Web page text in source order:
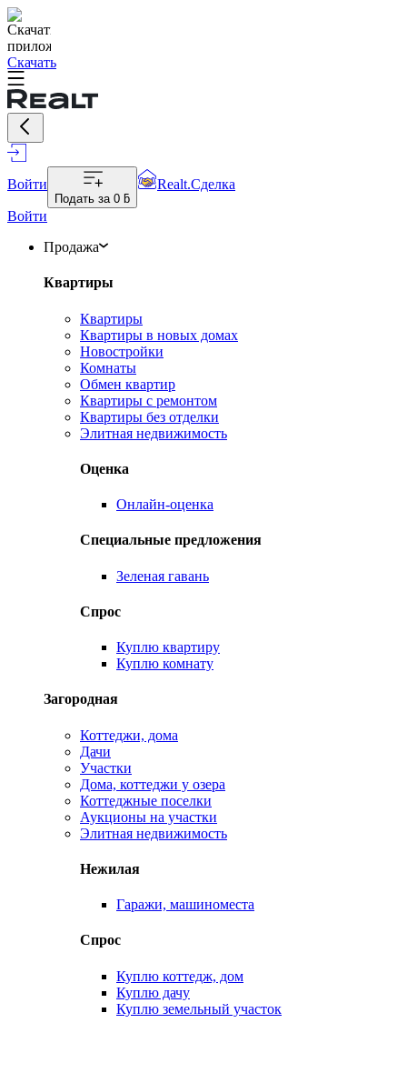
Скачать
Войти
Подать за 0 ƃ
Realt.Сделка
Войти
Продажа
Квартиры
Квартиры
Квартиры в новых домах
Новостройки
Комнаты
Обмен квартир
Квартиры с ремонтом
Квартиры без отделки
Элитная недвижимость
Оценка
Онлайн-оценка
Специальные предложения
Зеленая гавань
Спрос
Куплю квартиру
Куплю комнату
Загородная
Коттеджи, дома
Дачи
Участки
Дома, коттеджи у озера
Коттеджные поселки
Аукционы на участки
Элитная недвижимость
Нежилая
Гаражи, машиноместа
Спрос
Куплю коттедж, дом
Куплю дачу
Куплю земельный участок